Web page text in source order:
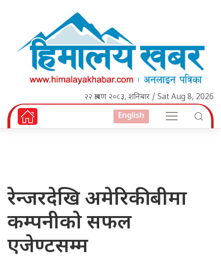
२२ श्रावण २०८३, शनिबार / Sat Aug 8, 2026
English
रेन्जरदेखि अमेरिकी बीमा
कम्पनीको सफल
एजेण्टसम्म